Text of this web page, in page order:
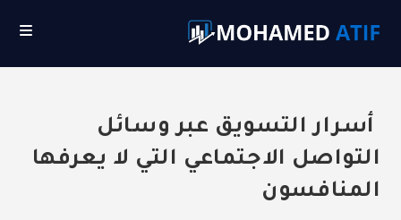
أسرار التسويق عبر وسائل
التواصل الاجتماعي التي لا يعرفها
المنافسون